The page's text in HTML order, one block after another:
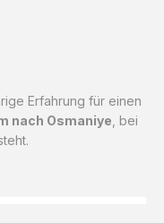
Erfahrung für einen
nach Osmaniye , bei